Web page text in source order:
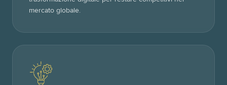
mercato globale.